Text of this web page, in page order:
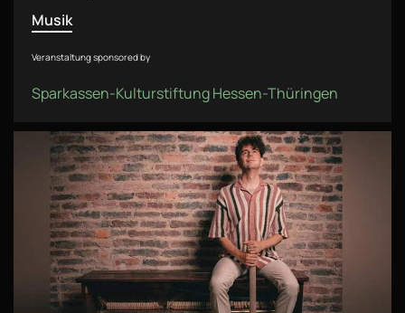
Musik
Veranstaltung sponsored by
Sparkassen-Kulturstiftung Hessen-Thüringen